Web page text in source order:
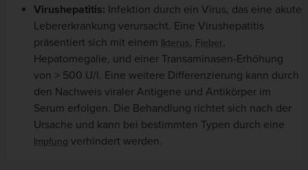
Virushepatitis: Infektion durch ein Virus, das eine akute
Lebererkrankung verursacht. Eine Virushepatitis
präsentiert sich mit einem Ikterus, Fieber,
Hepatomegalie, und einer Transaminasen-Erhöhung
von > 500 U/l. Eine weitere Differenzierung kann durch
den Nachweis viraler Antigene und Antikörper im
Serum erfolgen. Die Behandlung richtet sich nach der
Ursache und kann bei bestimmten Typen durch eine
Impfung verhindert werden.